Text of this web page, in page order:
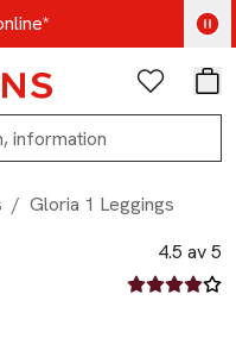
nu
Favoriter
/ Gloria 1 Leggings
4.5 av 5
4.5 av fem